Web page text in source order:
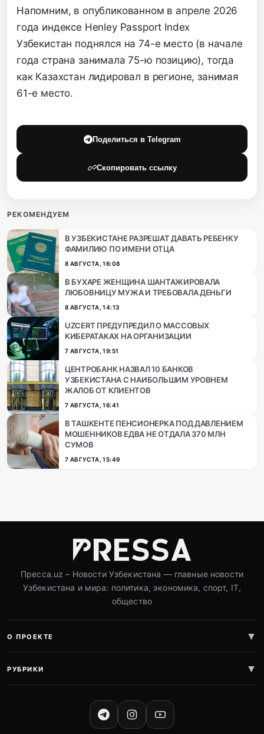
Напомним, в опубликованном в апреле 2026
года индексе Henley Passport Index
Узбекистан поднялся на 74-е место (в начале
года страна занимала 75-ю позицию), тогда
как Казахстан лидировал в регионе, занимая
61-е место.
Поделиться в Telegram
Скопировать ссылку
РЕКОМЕНДУЕМ
В УЗБЕКИСТАНЕ РАЗРЕШАТ ДАВАТЬ РЕБЕНКУ
ФАМИЛИЮ ПО ИМЕНИ ОТЦА
8 АВГУСТА, 16:08
В БУХАРЕ ЖЕНЩИНА ШАНТАЖИРОВАЛА
ЛЮБОВНИЦУ МУЖА И ТРЕБОВАЛА ДЕНЬГИ
8 АВГУСТА, 14:13
UZCERT ПРЕДУПРЕДИЛ О МАССОВЫХ
КИБЕРАТАКАХ НА ОРГАНИЗАЦИИ
7 АВГУСТА, 19:51
ЦЕНТРОБАНК НАЗВАЛ 10 БАНКОВ
УЗБЕКИСТАНА С НАИБОЛЬШИМ УРОВНЕМ
ЖАЛОБ ОТ КЛИЕНТОВ
7 АВГУСТА, 16:41
В ТАШКЕНТЕ ПЕНСИОНЕРКА ПОД ДАВЛЕНИЕМ
МОШЕННИКОВ ЕДВА НЕ ОТДАЛА 370 МЛН
СУМОВ
7 АВГУСТА, 15:49
Пресса.uz – Новости Узбекистана — главные новости
Узбекистана и мира: политика, экономика, спорт, IT,
общество
О ПРОЕКТЕ
РУБРИКИ